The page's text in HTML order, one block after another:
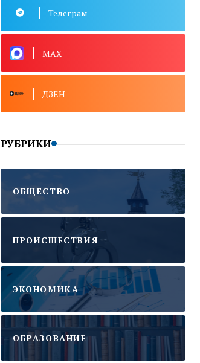
Телеграм
MAX
ДЗЕН
РУБРИКИ
ОБЩЕСТВО
ПРОИСШЕСТВИЯ
ЭКОНОМИКА
ОБРАЗОВАНИЕ